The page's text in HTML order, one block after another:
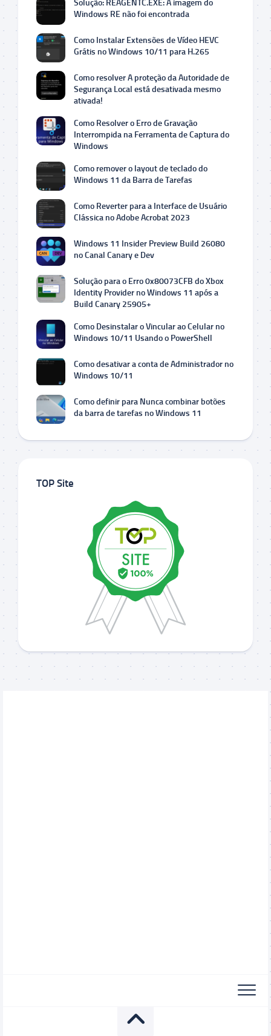
Solução: REAGENTC.EXE: A imagem do
Windows RE não foi encontrada
Como Instalar Extensões de Vídeo HEVC
Grátis no Windows 10/11 para H.265
Como resolver A proteção da Autoridade de
Segurança Local está desativada mesmo
ativada!
Como Resolver o Erro de Gravação
Interrompida na Ferramenta de Captura do
Windows
Como remover o layout de teclado do
Windows 11 da Barra de Tarefas
Como Reverter para a Interface de Usuário
Clássica no Adobe Acrobat 2023
Windows 11 Insider Preview Build 26080
no Canal Canary e Dev
Solução para o Erro 0x80073CFB do Xbox
Identity Provider no Windows 11 após a
Build Canary 25905+
Como Desinstalar o Vincular ao Celular no
Windows 10/11 Usando o PowerShell
Como desativar a conta de Administrador no
Windows 10/11
Como definir para Nunca combinar botões
da barra de tarefas no Windows 11
TOP Site